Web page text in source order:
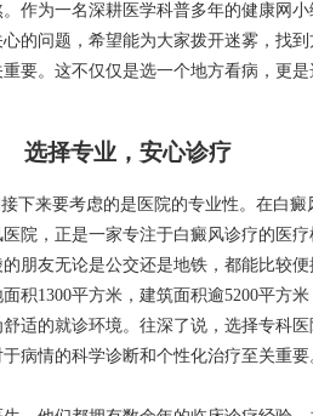
作为一名深耕医学科普多年的健康网小
的问题，希望能为大家拨开迷雾，找到
要。这不仅仅是选一个地方看病，更是
选择专业，安心诊疗
下来要考虑的是医院的专业性。在白癜
院，正是一家专注于白癜风诊疗的医疗
朋友无论是公交还是地铁，都能比较便
积1300平方米，建筑面积逾5200平方米
适的就诊环境。往深了说，选择专科医
病情的科学诊断和个性化治疗至关重要